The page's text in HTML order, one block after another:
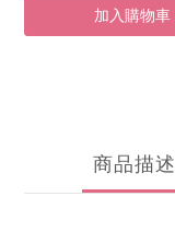
加入購物車
商品描述